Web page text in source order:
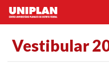
Vestibular